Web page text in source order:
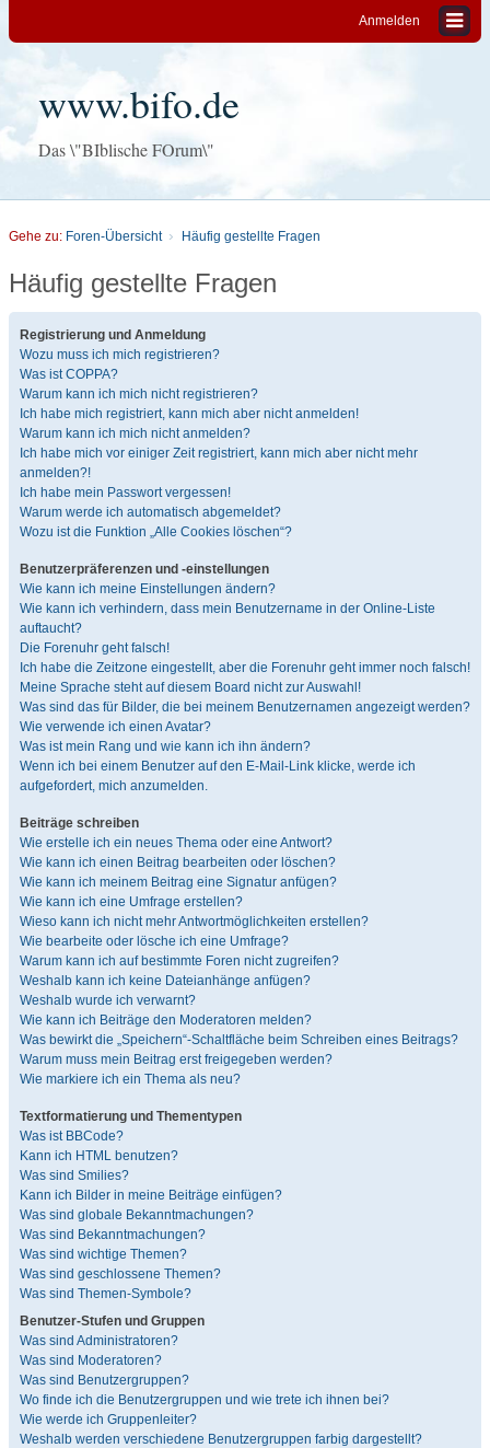
Anmelden
www.bifo.de
Das \"BIblische FOrum\"
Gehe zu: Foren-Übersicht Häufig gestellte Fragen
Häufig gestellte Fragen
Registrierung und Anmeldung
Wozu muss ich mich registrieren?
Was ist COPPA?
Warum kann ich mich nicht registrieren?
Ich habe mich registriert, kann mich aber nicht anmelden!
Warum kann ich mich nicht anmelden?
Ich habe mich vor einiger Zeit registriert, kann mich aber nicht mehr
anmelden?!
Ich habe mein Passwort vergessen!
Warum werde ich automatisch abgemeldet?
Wozu ist die Funktion „Alle Cookies löschen“?
Benutzerpräferenzen und -einstellungen
Wie kann ich meine Einstellungen ändern?
Wie kann ich verhindern, dass mein Benutzername in der Online-Liste
auftaucht?
Die Forenuhr geht falsch!
Ich habe die Zeitzone eingestellt, aber die Forenuhr geht immer noch falsch!
Meine Sprache steht auf diesem Board nicht zur Auswahl!
Was sind das für Bilder, die bei meinem Benutzernamen angezeigt werden?
Wie verwende ich einen Avatar?
Was ist mein Rang und wie kann ich ihn ändern?
Wenn ich bei einem Benutzer auf den E-Mail-Link klicke, werde ich
aufgefordert, mich anzumelden.
Beiträge schreiben
Wie erstelle ich ein neues Thema oder eine Antwort?
Wie kann ich einen Beitrag bearbeiten oder löschen?
Wie kann ich meinem Beitrag eine Signatur anfügen?
Wie kann ich eine Umfrage erstellen?
Wieso kann ich nicht mehr Antwortmöglichkeiten erstellen?
Wie bearbeite oder lösche ich eine Umfrage?
Warum kann ich auf bestimmte Foren nicht zugreifen?
Weshalb kann ich keine Dateianhänge anfügen?
Weshalb wurde ich verwarnt?
Wie kann ich Beiträge den Moderatoren melden?
Was bewirkt die „Speichern“-Schaltfläche beim Schreiben eines Beitrags?
Warum muss mein Beitrag erst freigegeben werden?
Wie markiere ich ein Thema als neu?
Textformatierung und Thementypen
Was ist BBCode?
Kann ich HTML benutzen?
Was sind Smilies?
Kann ich Bilder in meine Beiträge einfügen?
Was sind globale Bekanntmachungen?
Was sind Bekanntmachungen?
Was sind wichtige Themen?
Was sind geschlossene Themen?
Was sind Themen-Symbole?
Benutzer-Stufen und Gruppen
Was sind Administratoren?
Was sind Moderatoren?
Was sind Benutzergruppen?
Wo finde ich die Benutzergruppen und wie trete ich ihnen bei?
Wie werde ich Gruppenleiter?
Weshalb werden verschiedene Benutzergruppen farbig dargestellt?